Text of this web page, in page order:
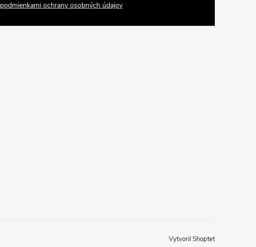
podmienkami ochrany osobných údajov
Vytvoril Shoptet